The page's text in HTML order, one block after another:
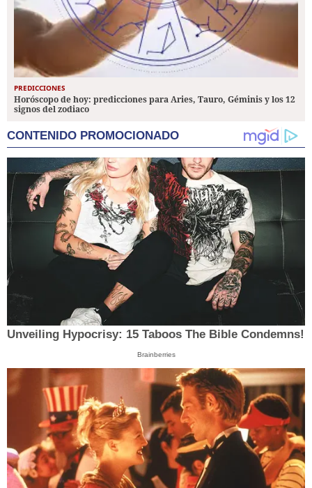
PREDICCIONES
Horóscopo de hoy: predicciones para Aries, Tauro, Géminis y los 12
signos del zodiaco
CONTENIDO PROMOCIONADO
Unveiling Hypocrisy: 15 Taboos The Bible Condemns!
Brainberries